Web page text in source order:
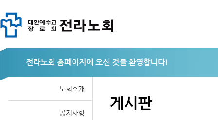
전라노회
노회소개
공지사항
게시판